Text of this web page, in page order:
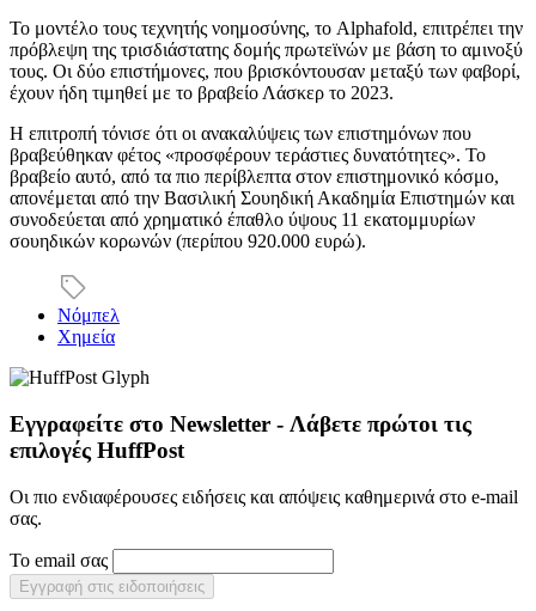
Το μοντέλο τους τεχνητής νοημοσύνης, το Alphafold, επιτρέπει την
πρόβλεψη της τρισδιάστατης δομής πρωτεϊνών με βάση το αμινοξύ
τους. Οι δύο επιστήμονες, που βρισκόντουσαν μεταξύ των φαβορί,
έχουν ήδη τιμηθεί με το βραβείο Λάσκερ το 2023.
Η επιτροπή τόνισε ότι οι ανακαλύψεις των επιστημόνων που
βραβεύθηκαν φέτος «προσφέρουν τεράστιες δυνατότητες». Το
βραβείο αυτό, από τα πιο περίβλεπτα στον επιστημονικό κόσμο,
απονέμεται από την Βασιλική Σουηδική Ακαδημία Επιστημών και
συνοδεύεται από χρηματικό έπαθλο ύψους 11 εκατομμυρίων
σουηδικών κορωνών (περίπου 920.000 ευρώ).
Νόμπελ
Χημεία
Εγγραφείτε στο Newsletter - Λάβετε πρώτοι τις
επιλογές HuffPost
Οι πιο ενδιαφέρουσες ειδήσεις και απόψεις καθημερινά στο e-mail
σας.
Το email σας
Εγγραφή στις ειδοποιήσεις